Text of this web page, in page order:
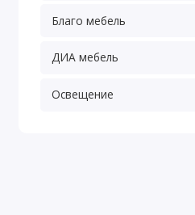
Благо мебель
ДИА мебель
Освещение